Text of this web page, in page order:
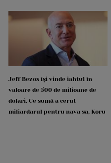
Jeff Bezos își vinde iahtul în
valoare de 500 de milioane de
dolari. Ce sumă a cerut
miliardarul pentru nava sa, Koru